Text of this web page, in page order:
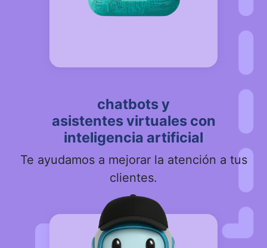
chatbots y
asistentes virtuales con
inteligencia artificial
Te ayudamos a mejorar la atención a tus
clientes.